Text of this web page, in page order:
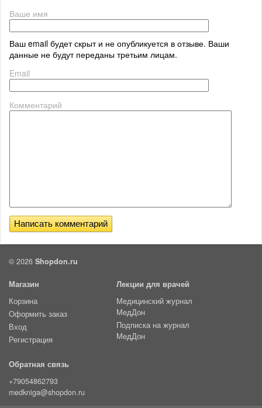
Ваше имя
Ваш email будет скрыт и не опубликуется в отзыве. Ваши
данные не будут переданы третьим лицам.
Email
Комментарий
© 2026 Shopdon.ru
Магазин
Корзина
Оформить заказ
Вход
Регистрация
Лекции для врачей
Медицинский журнал
МедДон
Подписка на журнал
МедДон
Обратная связь
+79054862793
medkniga@shopdon.ru